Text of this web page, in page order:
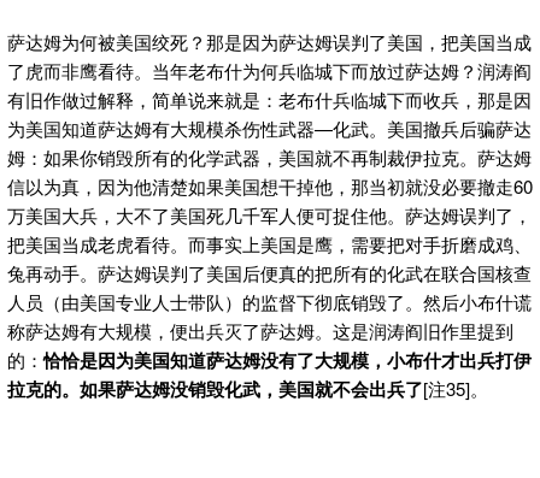
萨达姆为何被美国绞死？那是因为萨达姆误判了美国，把美国当成
了虎而非鹰看待。当年老布什为何兵临城下而放过萨达姆？润涛阎
有旧作做过解释，简单说来就是：老布什兵临城下而收兵，那是因
为美国知道萨达姆有大规模杀伤性武器—化武。美国撤兵后骗萨达
姆：如果你销毁所有的化学武器，美国就不再制裁伊拉克。萨达姆
信以为真，因为他清楚如果美国想干掉他，那当初就没必要撤走60
万美国大兵，大不了美国死几千军人便可捉住他。萨达姆误判了，
把美国当成老虎看待。而事实上美国是鹰，需要把对手折磨成鸡、
兔再动手。萨达姆误判了美国后便真的把所有的化武在联合国核查
人员（由美国专业人士带队）的监督下彻底销毁了。然后小布什谎
称萨达姆有大规模，便出兵灭了萨达姆。这是润涛阎旧作里提到
的：恰恰是因为美国知道萨达姆没有了大规模，小布什才出兵打伊
拉克的。如果萨达姆没销毁化武，美国就不会出兵了[注35]。